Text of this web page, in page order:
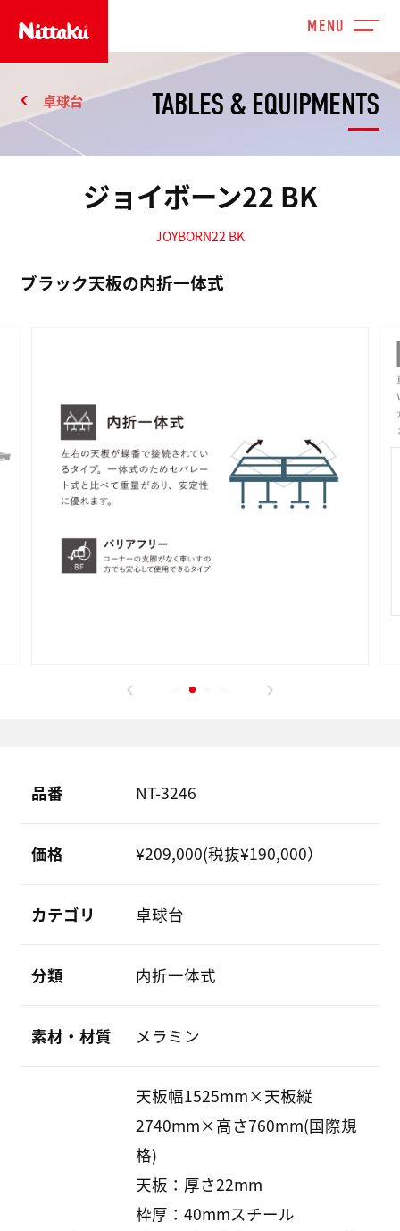
TABLES & EQUIPMENTS
卓球台
ジョイボーン22 BK
JOYBORN22 BK
ブラック天板の内折一体式
品番 NT-3246
価格 ¥209,000(税抜¥190,000）
カテゴリ 卓球台
分類 内折一体式
素材・材質 メラミン
天板幅1525mm×天板縦
2740mm×高さ760mm(国際規
格)
天板：厚さ22mm
枠厚：40mmスチール